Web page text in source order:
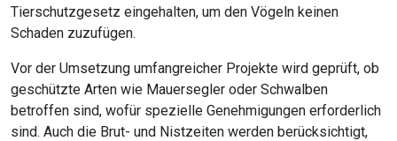
Tierschutzgesetz eingehalten, um den Vögeln keinen
Schaden zuzufügen.
Vor der Umsetzung umfangreicher Projekte wird geprüft, ob
geschützte Arten wie Mauersegler oder Schwalben
betroffen sind, wofür spezielle Genehmigungen erforderlich
sind. Auch die Brut- und Nistzeiten werden berücksichtigt,